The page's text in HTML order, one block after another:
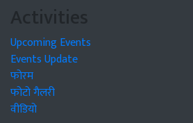
Activities
Upcoming Events
Events Update
फोरम
फोटो गैलरी
वीडियो